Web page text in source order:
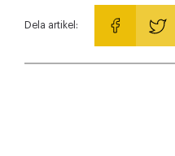
Dela artikel: